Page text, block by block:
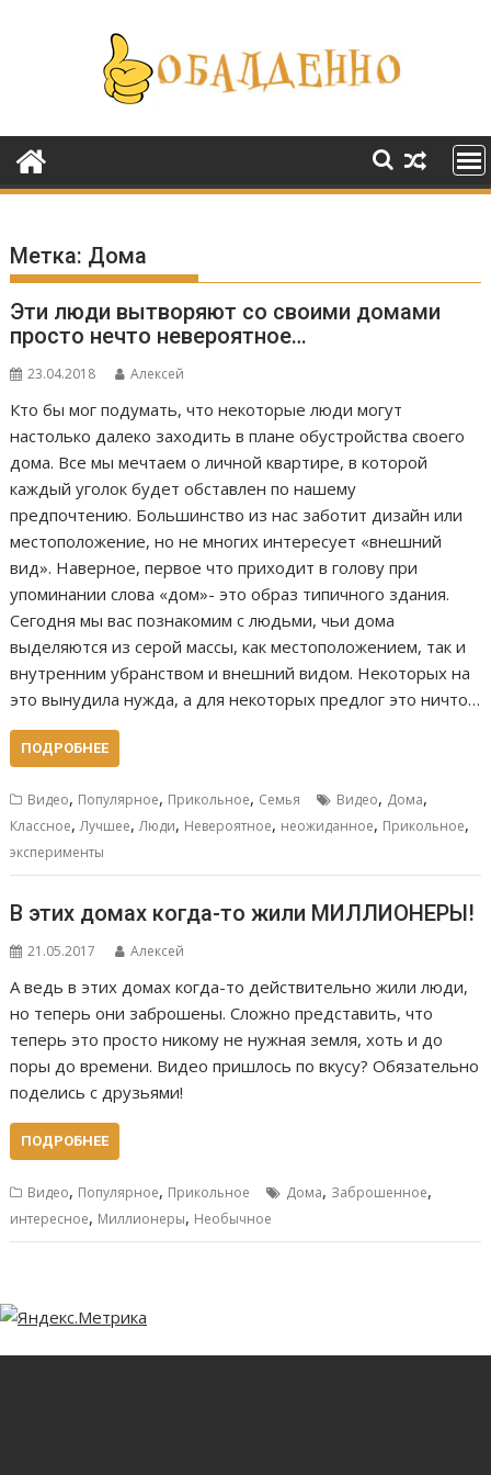
содержимому
Метка: Дома
Эти люди вытворяют со своими домами
просто нечто невероятное…
23.04.2018 Алексей
Кто бы мог подумать, что некоторые люди могут
настолько далеко заходить в плане обустройства своего
дома. Все мы мечтаем о личной квартире, в которой
каждый уголок будет обставлен по нашему
предпочтению. Большинство из нас заботит дизайн или
местоположение, но не многих интересует «внешний
вид». Наверное, первое что приходит в голову при
упоминании слова «дом»- это образ типичного здания.
Сегодня мы вас познакомим с людьми, чьи дома
выделяются из серой массы, как местоположением, так и
внутренним убранством и внешний видом. Некоторых на
это вынудила нужда, а для некоторых предлог это ничто…
ПОДРОБНЕЕ
Видео, Популярное, Прикольное, Семья Видео, Дома,
Классное,Лучшее,Люди, Невероятное, неожиданное, Прикольное,
эксперименты
В этих домах когда-то жили МИЛЛИОНЕРЫ!
21.05.2017 Алексей
А ведь в этих домах когда-то действительно жили люди,
но теперь они заброшены. Сложно представить, что
теперь это просто никому не нужная земля, хоть и до
поры до времени. Видео пришлось по вкусу? Обязательно
поделись с друзьями!
ПОДРОБНЕЕ
Видео, Популярное, Прикольное Дома, Заброшенное,
интересное, Миллионеры, Необычное